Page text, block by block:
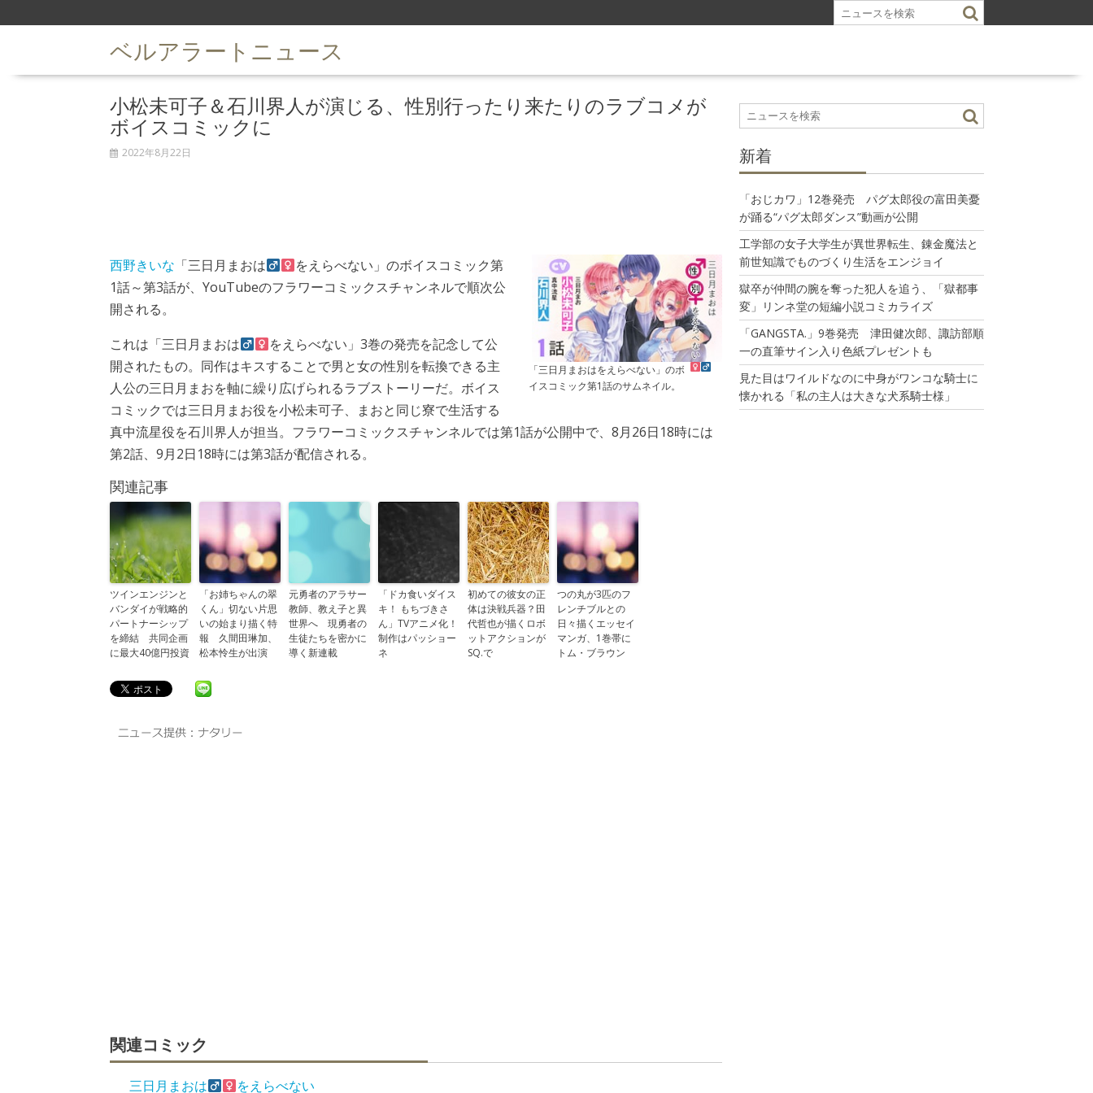
k
ベルアラートニュース
小松未可子＆石川界人が演じる、性別行ったり来たりのラブコメが
ボイスコミックに
2022年8月22日
「三日月まおはをえらべない」のボ
イスコミック第1話のサムネイル。
西野きいな 「三日月まおは
をえらべない」のボイスコミック第
1話～第3話が、YouTubeのフラワーコミックスチャンネルで順次公
開される。
これは「三日月まおは
をえらべない」3巻の発売を記念して公
開されたもの。同作はキスすることで男と女の性別を転換できる主
人公の三日月まおを軸に繰り広げられるラブストーリーだ。ボイス
コミックでは三日月まお役を小松未可子、まおと同じ寮で生活する
真中流星役を石川界人が担当。フラワーコミックスチャンネルでは第1話が公開中で、8月26日18時には
第2話、9月2日18時には第3話が配信される。
関連記事
ツインエンジンと
バンダイが戦略的
パートナーシップ
を締結 共同企画
に最大40億円投資
「お姉ちゃんの翠
くん」切ない片思
いの始まり描く特
報 久間田琳加、
松本怜生が出演
元勇者のアラサー
教師、教え子と異
世界へ 現勇者の
生徒たちを密かに
導く新連載
「ドカ食いダイス
キ！ もちづきさ
ん」TVアニメ化！
制作はパッショー
ネ
初めての彼女の正
体は決戦兵器？田
代哲也が描くロボ
ットアクションが
SQ.で
つの丸が3匹のフ
レンチブルとの
日々描くエッセイ
マンガ、1巻帯に
トム・ブラウン
関連コミック
三日月まおは をえらべない
新着
「おじカワ」12巻発売 パグ太郎役の富田美憂
が踊る“パグ太郎ダンス”動画が公開
工学部の女子大学生が異世界転生、錬金魔法と
前世知識でものづくり生活をエンジョイ
獄卒が仲間の腕を奪った犯人を追う、「獄都事
変」リンネ堂の短編小説コミカライズ
「GANGSTA.」9巻発売 津田健次郎、諏訪部順
一の直筆サイン入り色紙プレゼントも
見た目はワイルドなのに中身がワンコな騎士に
懐かれる「私の主人は大きな犬系騎士様」